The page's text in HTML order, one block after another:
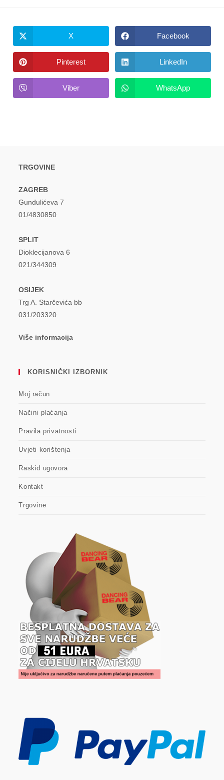
Opens
in
a
new
window
X
Opens
in
a
new
window
Facebook
Opens
in
a
new
window
Pinterest
Opens
in
a
new
window
LinkedIn
Opens
in
Viber
Opens
in
WhatsApp
TRGOVINE
ZAGREB
Gundulićeva 7
01/4830850
SPLIT
Dioklecijanova 6
021/344309
OSIJEK
Trg A. Starčevića bb
031/203320
Više informacija
KORISNIČKI IZBORNIK
Moj račun
Načini plaćanja
Pravila privatnosti
Uvjeti korištenja
Raskid ugovora
Kontakt
Trgovine